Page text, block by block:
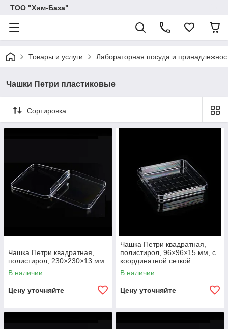
ТОО "Хим-База"
Товары и услуги Лабораторная посуда и
Чашки Петри пластиковые
Сортировка
Чашка Петри квадратная,
полистирол, 230×230×13 мм
В наличии
Цену уточняйте
Чашка Петри квадратная,
полистирол, 96×96×15 мм, с
координатной сеткой
(упаковка 10 шт.)
В наличии
Цену уточняйте